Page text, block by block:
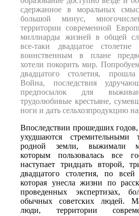
сдержанное в моральных
большой минус,
территории современной
миллиарды жизней в общей
все-таки двадцатое столетие
воинственным в плане
хотели покорить мир.
двадцатого столетия,
Война, последствия
предпосылок для
трудолюбивые крестьяне,
ноги и дать сельхозпродукцию
Впоследствии прошедших
ухудшаются
родной земли, выжимали
которым пользовалась все
наступает тридцать второй,
двадцатого столетия, по всей
которая унесла жизни по
проведенных экспертизах,
обычных советских людей.
люди, территории